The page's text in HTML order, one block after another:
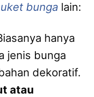
bunga lain:
hanya
jenis bunga
dekoratif.
atau